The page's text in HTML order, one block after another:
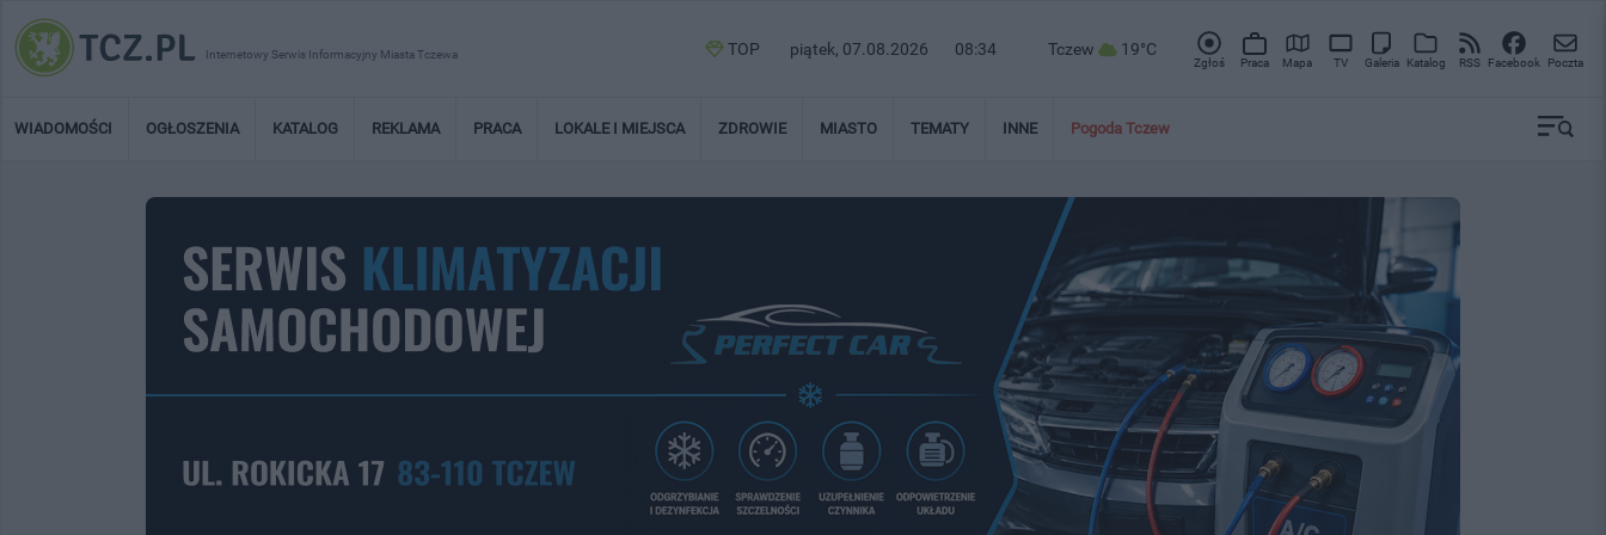
Internetowy Serwis Informacyjny Miasta Tczewa TOP piątek, 07.08.2026 08:34 Tczew 19°C
Zgłoś Praca Mapa TV Galeria Katalog RSS Facebook Poczta
WIADOMOŚCI OGŁOSZENIA KATALOG REKLAMA PRACA LOKALE I MIEJSCA ZDROWIE MIASTO TEMATY INNE Pogoda Tczew